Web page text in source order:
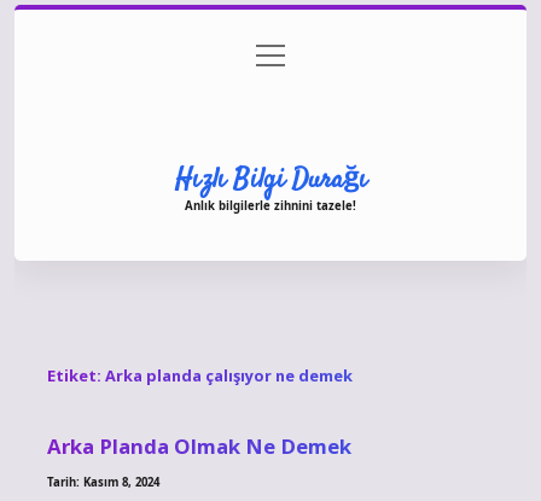
Gizlilik Politikası
menüyü
aç
Hızlı Bilgi Durağı
Anlık bilgilerle zihnini tazele!
Etiket: Arka planda çalışıyor ne demek
Arka Planda Olmak Ne Demek
Tarih: Kasım 8, 2024